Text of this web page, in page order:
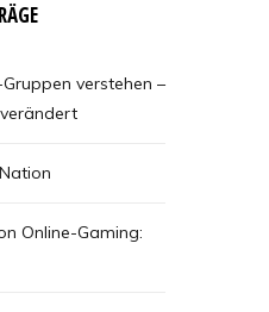
verstehen –
Online-Gaming: